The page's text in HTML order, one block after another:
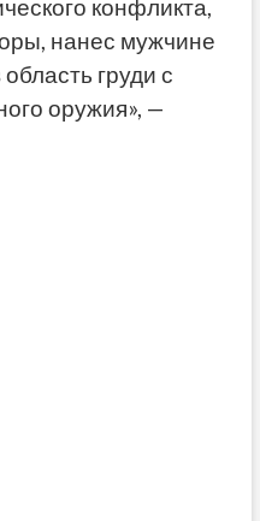
конфликта,
нанес мужчине
груди с
оружия», —